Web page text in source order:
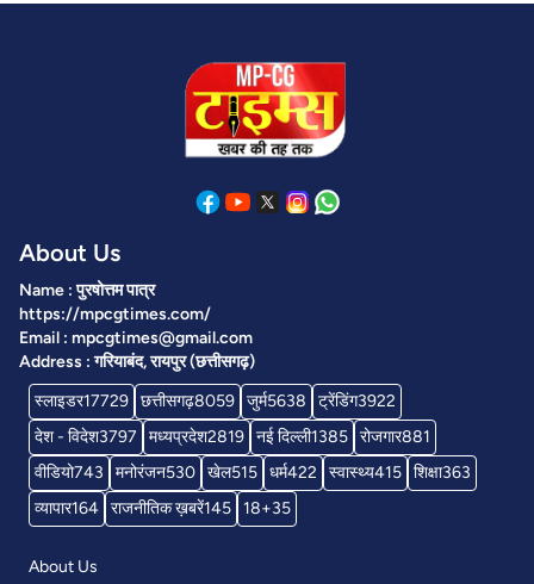
About Us
Name : पुरषोत्तम पात्र
https://mpcgtimes.com/
Email : mpcgtimes@gmail.com
Address : गरियाबंद, रायपुर (छत्तीसगढ़)
स्लाइडर17729 छत्तीसगढ़8059 जुर्म5638 ट्रेंडिंग3922
देश - विदेश3797 मध्यप्रदेश2819 नई दिल्ली1385 रोजगार881
वीडियो743 मनोरंजन530 खेल515 धर्म422 स्वास्थ्य415 शिक्षा363
व्यापार164 राजनीतिक ख़बरें145 18+35
About Us